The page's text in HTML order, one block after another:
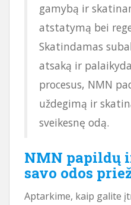
gamybą ir
atstatymą bei
Skatindamas
atsaką ir
procesus, NMN
uždegimą ir
sveikesnę odą.
NMN papildų
savo odos
Aptarkime, kaip galite